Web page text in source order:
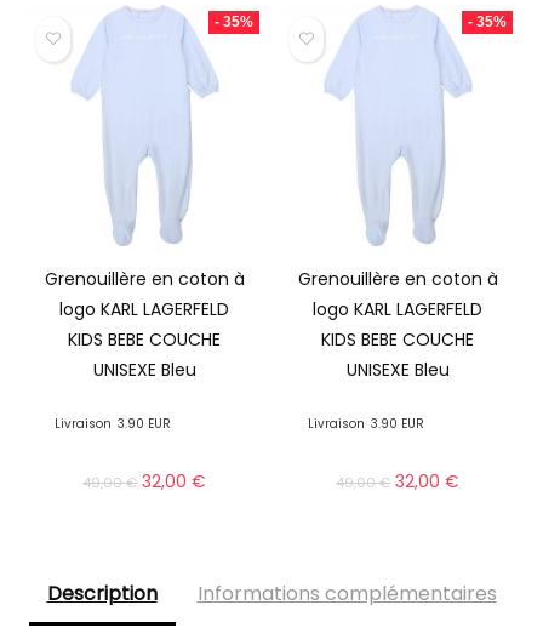
- 35%
Grenouillère en coton à
logo KARL LAGERFELD
KIDS BEBE COUCHE
UNISEXE Bleu
Livraison 3.90 EUR
49,00€ 32,00€
- 35%
Grenouillère en coton à
logo KARL LAGERFELD
KIDS BEBE COUCHE
UNISEXE Bleu
Livraison 3.90 EUR
49,00€ 32,00€
Description Informations complémentaires